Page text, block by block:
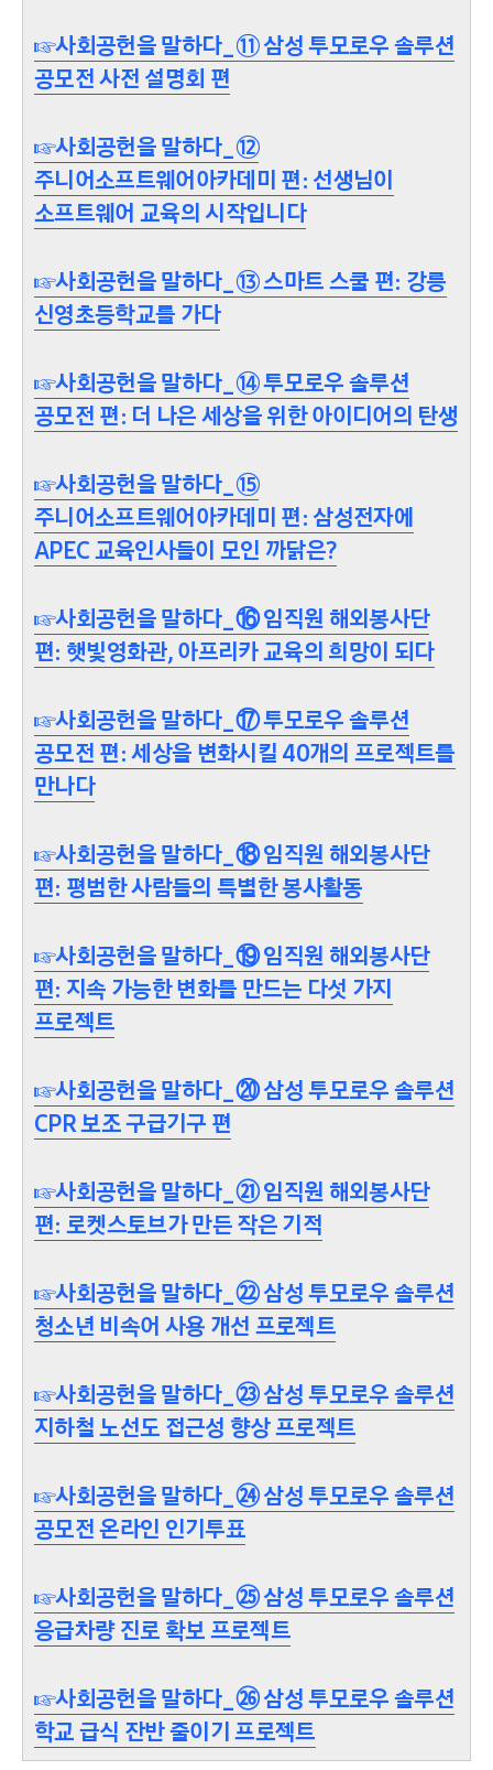
☞사회공헌을 말하다_⑪ 삼성 투모로우 솔루션
공모전 사전 설명회 편
☞사회공헌을 말하다_⑫
주니어소프트웨어아카데미 편: 선생님이
소프트웨어 교육의 시작입니다
☞사회공헌을 말하다_⑬ 스마트 스쿨 편: 강릉
신영초등학교를 가다
☞사회공헌을 말하다_⑭ 투모로우 솔루션
공모전 편: 더 나은 세상을 위한 아이디어의 탄생
☞사회공헌을 말하다_⑮
주니어소프트웨어아카데미 편: 삼성전자에
APEC 교육인사들이 모인 까닭은?
☞사회공헌을 말하다_⑯ 임직원 해외봉사단
편: 햇빛영화관, 아프리카 교육의 희망이 되다
☞사회공헌을 말하다_⑰ 투모로우 솔루션
공모전 편: 세상을 변화시킬 40개의 프로젝트를
만나다
☞사회공헌을 말하다_⑱ 임직원 해외봉사단
편: 평범한 사람들의 특별한 봉사활동
☞사회공헌을 말하다_⑲ 임직원 해외봉사단
편: 지속 가능한 변화를 만드는 다섯 가지
프로젝트
☞사회공헌을 말하다_⑳ 삼성 투모로우 솔루션
CPR 보조 구급기구 편
☞사회공헌을 말하다_㉑ 임직원 해외봉사단
편: 로켓스토브가 만든 작은 기적
☞사회공헌을 말하다_㉒ 삼성 투모로우 솔루션
청소년 비속어 사용 개선 프로젝트
☞사회공헌을 말하다_㉓ 삼성 투모로우 솔루션
지하철 노선도 접근성 향상 프로젝트
☞사회공헌을 말하다_㉔ 삼성 투모로우 솔루션
공모전 온라인 인기투표
☞사회공헌을 말하다_㉕ 삼성 투모로우 솔루션
응급차량 진로 확보 프로젝트
☞사회공헌을 말하다_㉖ 삼성 투모로우 솔루션
학교 급식 잔반 줄이기 프로젝트